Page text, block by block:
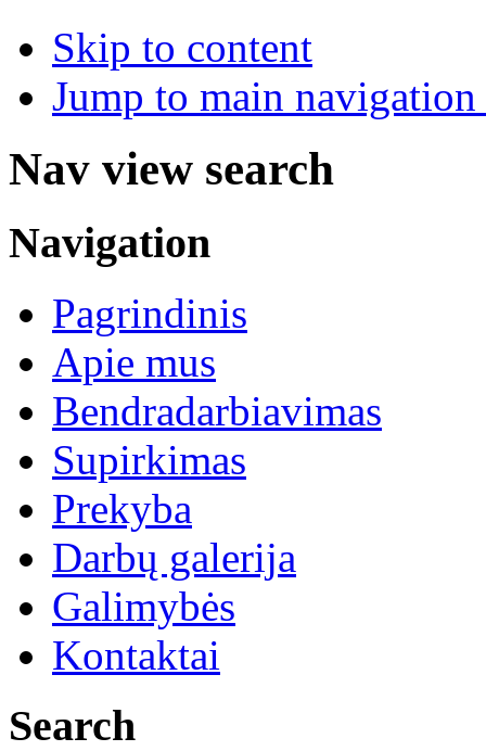
Skip to content
Jump to main
Nav view search
Navigation
Pagrindinis
Apie mus
Bendradarbiavimas
Supirkimas
Prekyba
Darbų galerija
Galimybės
Kontaktai
Search